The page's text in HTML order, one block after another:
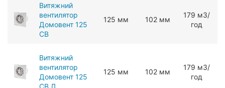
Витяжний
вентилятор
Домовент 125
СВ
125 мм 102 мм
179 мЗ/
год
Витяжний
вентилятор
Домовент 125
СВ Л
125 мм 102 мм
179 мЗ/
год